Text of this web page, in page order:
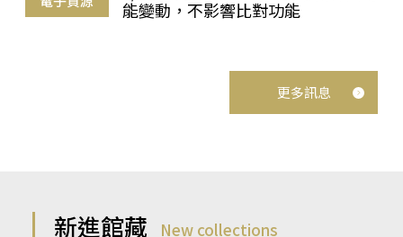
能變動，不影響比對功能
更多訊息
新進館藏 New collections